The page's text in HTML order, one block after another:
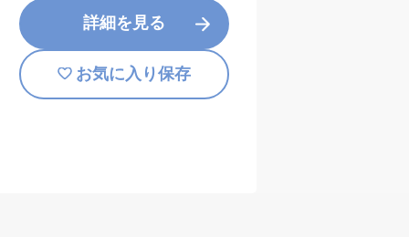
詳細を見る
お気に入り保存